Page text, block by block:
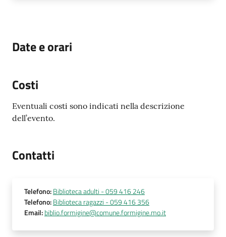
Date e orari
Costi
Eventuali costi sono indicati nella descrizione
dell’evento.
Contatti
Telefono:Biblioteca adulti - 059 416 246
Telefono:Biblioteca ragazzi - 059 416 356
Email:biblio.formigine@comune.formigine.mo.it